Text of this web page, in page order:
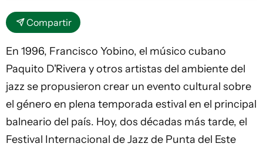
Compartir
En 1996, Francisco Yobino, el músico cubano
Paquito D'Rivera y otros artistas del ambiente del
jazz se propusieron crear un evento cultural sobre
el género en plena temporada estival en el principal
balneario del país. Hoy, dos décadas más tarde, el
Festival Internacional de Jazz de Punta del Este